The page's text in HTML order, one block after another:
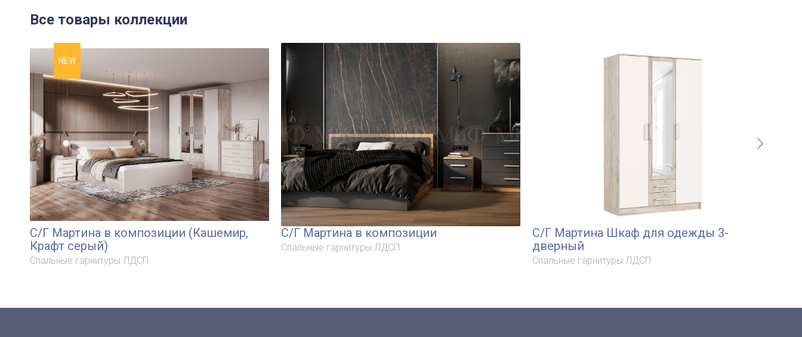
Все товары коллекции
NEW
С/Г Мартина в композиции (Кашемир,
Крафт серый)
Спальные гарнитуры ЛДСП
С/Г Мартина в композиции
Спальные гарнитуры ЛДСП
С/Г Мартина Шкаф для одежды 3-
дверный
Спальные гарнитуры ЛДСП